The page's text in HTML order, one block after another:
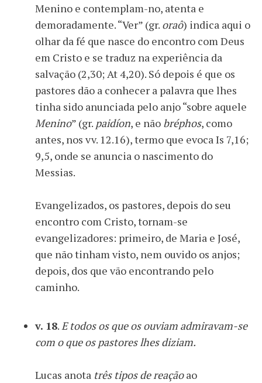
Menino e contemplam-no, atenta e
demoradamente. “Ver” (gr. oraô) indica aqui o
olhar da fé que nasce do encontro com Deus
em Cristo e se traduz na experiência da
salvação (2,30; At 4,20). Só depois é que os
pastores dão a conhecer a palavra que lhes
tinha sido anunciada pelo anjo “sobre aquele
Menino” (gr. paidíon, e não bréphos, como
antes, nos vv. 12.16), termo que evoca Is 7,16;
9,5, onde se anuncia o nascimento do
Messias.
Evangelizados, os pastores, depois do seu
encontro com Cristo, tornam-se
evangelizadores: primeiro, de Maria e José,
que não tinham visto, nem ouvido os anjos;
depois, dos que vão encontrando pelo
caminho.
v. 18. E todos os que os ouviam admiravam-se
com o que os pastores lhes diziam.
Lucas anota três tipos de reaçãoao